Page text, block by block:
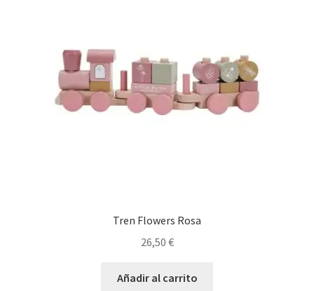
Tren Flowers Rosa
26,50 €
Añadir al carrito